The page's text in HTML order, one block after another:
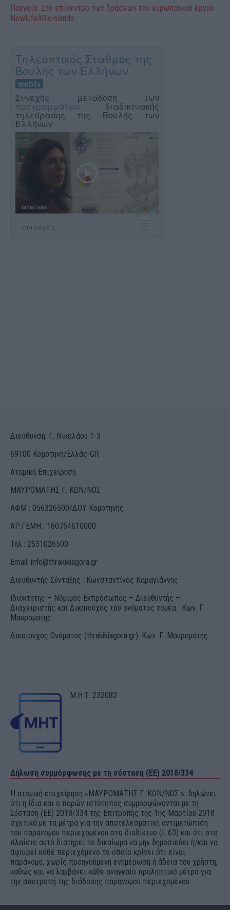
Παγγαίο: Στο επίκεντρο των δράσεων του ευρωπαϊκού έργου
NewLife4BioIslands
Διεύθυνση: Γ. Νικολάου 1-3
69100 Κομοτηνή/Ελλάς-GR
Ατομική Επιχείρηση
ΜΑΥΡΟΜΑΤΗΣ Γ. ΚΩΝ/ΝΟΣ
ΑΦΜ : 056326500/ΔOΥ Κομοτηνής
ΑΡ.ΓΕΜΗ : 160754610000
Τηλ.: 2531026500
Email: info@thrakikiagora.gr
Διευθυντής Σύνταξης : Κωνσταντίνος Καραγιάννης
Ιδιοκτήτης – Νόμιμος Εκπρόσωπος – Διευθυντής –
Διαχειριστής και Δικαιούχος του ονόματος τομέα : Κων. Γ.
Μαυρομάτης
Δικαιούχος Ονόματος (thrakikiagora.gr): Κων. Γ. Μαυρομάτης
Μ.Η.Τ. 232082
Δήλωση συμμόρφωσης με τη σύσταση (ΕΕ) 2018/334
Η ατομική επιχείρηση «ΜΑΥΡΟΜΑΤΗΣ Γ. ΚΩΝ/ΝΟΣ » δηλώνει
ότι η ίδια και ο παρών ιστότοπος συμμορφώνονται με τη
Σύσταση (ΕΕ) 2018/334 της Επιτροπής της 1ης Μαρτίου 2018
σχετικά με τα μέτρα για την αποτελεσματική αντιμετώπιση
του παράνομου περιεχομένου στο διαδίκτυο (L 63) και ότι στο
πλαίσιο αυτό διατηρεί το δικαίωμα να μην δημοσιεύει ή/και να
αφαιρεί κάθε περιεχόμενο το οποίο κρίνει ότι είναι
παράνομο, χωρίς προηγούμενη ενημέρωση ή άδεια του χρήστη,
καθώς και να λαμβάνει κάθε αναγκαίο προληπτικό μέτρο για
την αποτροπή της διάδοσης παράνομου περιεχομένου.